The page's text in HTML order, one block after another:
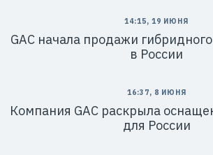
14:15, 19 ИЮНЯ
GAC начала продажи
в России
16:37, 8 ИЮНЯ
Компания GAC раскрыла
для России